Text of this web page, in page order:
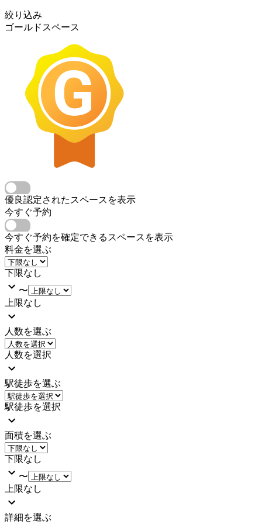
絞り込み
ゴールドスペース
優良認定されたスペースを表示
今すぐ予約
今すぐ予約を確定できるスペースを表示
料金を選ぶ
下限なし
〜
上限なし
人数を選ぶ
人数を選択
駅徒歩を選ぶ
駅徒歩を選択
面積を選ぶ
下限なし
〜
上限なし
詳細を選ぶ